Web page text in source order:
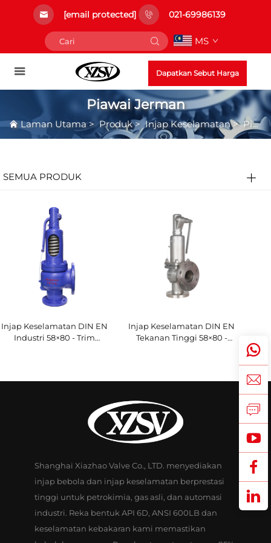
[email protected] 021-69986139
MS
Dapatkan Sebut Harga
Piawai Jerman
Laman Utama>Produk>Injap Keselamatan>Piawai Jerman
SEMUA PRODUK
Injap Keselamatan DIN EN
Industri 58×80 - Trim
Aplikasi Ketuhar Loji Kuasa
Injap Keselamatan DIN EN
Tekanan Tinggi 58×80 -
Petrokimia & Loji
Shanghai Xiazhao Valve Co., LTD. menyediakan
injap bebola dan injap keselamatan berprestasi
tinggi untuk petrokimia, gas asli, dan automasi
industri. Reka bentuk API 6D, ANSI 600LB dan
keselamatan kebakaran kami memastikan